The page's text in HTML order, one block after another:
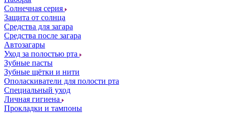
Солнечная серия
Защита от солнца
Средства для загара
Средства после загара
Автозагары
Уход за полостью рта
Зубные пасты
Зубные щётки и нити
Ополаскиватели для полости рта
Специальный уход
Личная гигиена
Прокладки и тампоны